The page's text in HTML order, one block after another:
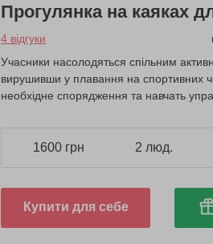
Прогулянка на каяках
4 відгуки
Учасники насолодяться спільним
вирушивши у плавання на спортивних
необхідне спорядження та навчать
1600 грн 2 люд.
Купити для себе